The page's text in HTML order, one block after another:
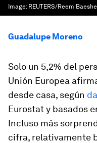
Image: REUTERS/Reem
Guadalupe Moreno
Solo un 5,2% del
Unión Europea
desde casa, según
Eurostat y basados
Incluso más
cifra, relativamente